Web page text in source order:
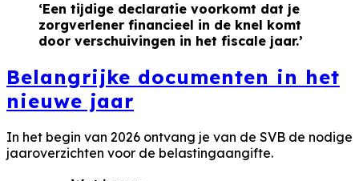
‘Een tijdige declaratie voorkomt dat je
zorgverlener financieel in de knel komt
door verschuivingen in het fiscale jaar.’
Belangrijke documenten in het
nieuwe jaar
In het begin van 2026 ontvang je van de SVB de nodige
jaaroverzichten voor de belastingaangifte.